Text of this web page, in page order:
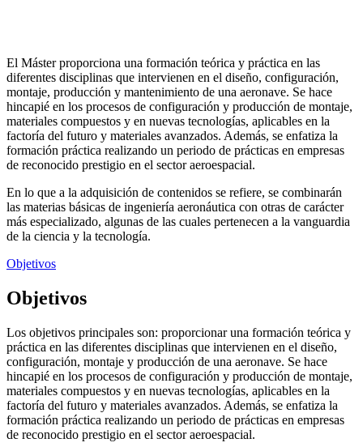
El Máster proporciona una formación teórica y práctica en las
diferentes disciplinas que intervienen en el diseño, configuración,
montaje, producción y mantenimiento de una aeronave. Se hace
hincapié en los procesos de configuración y producción de montaje,
materiales compuestos y en nuevas tecnologías, aplicables en la
factoría del futuro y materiales avanzados. Además, se enfatiza la
formación práctica realizando un periodo de prácticas en empresas
de reconocido prestigio en el sector aeroespacial.
En lo que a la adquisición de contenidos se refiere, se combinarán
las materias básicas de ingeniería aeronáutica con otras de carácter
más especializado, algunas de las cuales pertenecen a la vanguardia
de la ciencia y la tecnología.
Objetivos
Objetivos
Los objetivos principales son: proporcionar una formación teórica y
práctica en las diferentes disciplinas que intervienen en el diseño,
configuración, montaje y producción de una aeronave. Se hace
hincapié en los procesos de configuración y producción de montaje,
materiales compuestos y en nuevas tecnologías, aplicables en la
factoría del futuro y materiales avanzados. Además, se enfatiza la
formación práctica realizando un periodo de prácticas en empresas
de reconocido prestigio en el sector aeroespacial.